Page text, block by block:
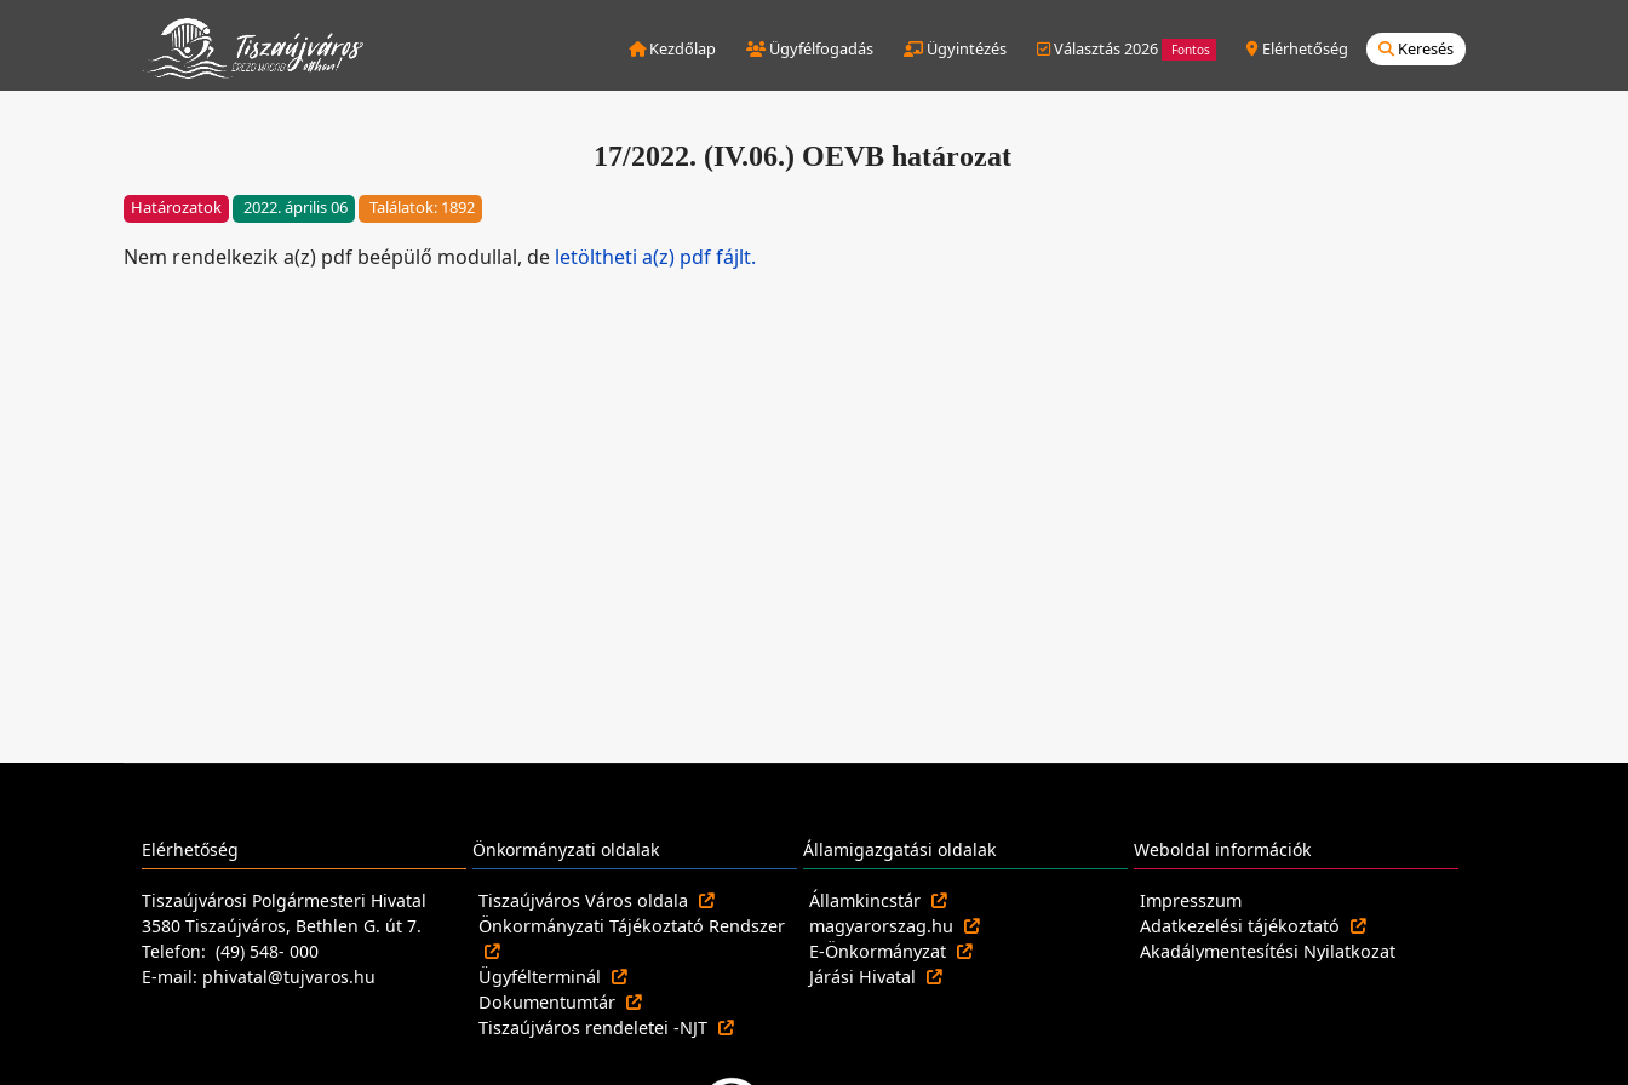
Kezdőlap Ügyfélfogadás Ügyintézés Választás 2026 Fontos Elérhetőség Keresés
17/2022. (IV.06.) OEVB határozat
Határozatok 2022. április 06 Találatok: 1892
Nem rendelkezik a(z) pdf beépülő modullal, de letöltheti a(z) pdf fájlt.
Elérhetőség
Tiszaújvárosi Polgármesteri Hivatal
3580 Tiszaújváros, Bethlen G. út 7.
Telefon: (49) 548- 000
E-mail: phivatal@tujvaros.hu
Önkormányzati oldalak
Tiszaújváros Város oldala
Önkormányzati Tájékoztató Rendszer
Ügyfélterminál
Dokumentumtár
Tiszaújváros rendeletei -NJT
Államigazgatási oldalak
Államkincstár
magyarorszag.hu
E-Önkormányzat
Járási Hivatal
Weboldal információk
Impresszum
Adatkezelési tájékoztató
Akadálymentesítési Nyilatkozat